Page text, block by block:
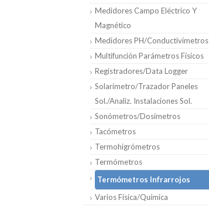
Medidores Campo Eléctrico Y
Magnético
Medidores PH/Conductivímetros
Multifunción Parámetros Físicos
Registradores/Data Logger
Solarímetro/Trazador Paneles
Sol./Analiz. Instalaciones Sol.
Sonómetros/Dosímetros
Tacómetros
Termohigrómetros
Termómetros
Termómetros Infrarrojos
Varios Física/Química